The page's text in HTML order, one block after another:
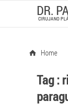
DR.
CIRUJANO
Home
Tag :